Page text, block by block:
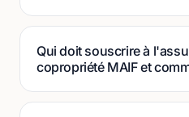
Qui doit souscrire à
copropriété MAIF et